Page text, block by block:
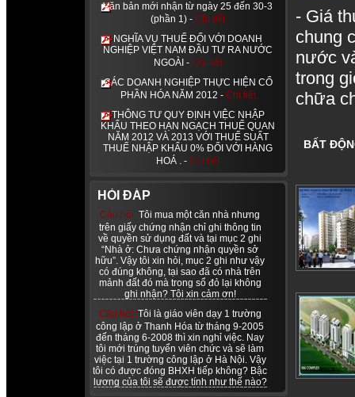
Văn bản mới nhận từ ngày 25 đến 30-3
(phần 1) - Chi tiết
NGHĨA VỤ THUẾ ĐỐI VỚI DOANH
NGHIỆP VIỆT NAM ĐẦU TƯ RA NƯỚC
NGOÀI - Chi tiết
CÁC DOANH NGHIỆP THỰC HIỆN CỔ
PHẦN HÓA NĂM 2012 - Chi tiết
THÔNG TƯ QUY ĐỊNH VIỆC NHẬP
KHẨU THEO HẠN NGẠCH THUẾ QUAN
NĂM 2012 VÀ 2013 VỚI THUẾ SUẤT
THUẾ NHẬP KHẨU 0% ĐỐI VỚI HÀNG
HOÁ . - Chi tiết
HỎI ĐÁP
Câu hỏi :Tôi mua một căn nhà nhưng
trên giấy chứng nhận chỉ ghi thông tin
về quyền sử dụng đất và tại mục 2 ghi
“Nhà ở: Chưa chứng nhận quyền sở
hữu”. Vậy tôi xin hỏi, mục 2 ghi như vậy
có đúng không, tại sao đã có nhà trên
mảnh đất đó mà trong sổ đỏ lại không
ghi nhận? Tôi xin cảm ơn!
Câu hỏi :Tôi là giáo viên dạy 1 trường
công lập ở Thanh Hóa từ tháng 9-2005
đến tháng 6-2008 thì xin nghỉ việc. Nay
tôi mới trúng tuyển viên chức và sẽ làm
việc tại 1 trường công lập ở Hà Nội. Vậy
tôi có được đóng BHXH tiếp không? Bậc
lương của tôi sẽ được tính như thế nào?
- Giá
chung
nước
trong
chữa
BẤT